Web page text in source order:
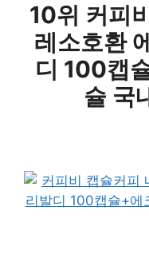
10위 커피
레소호환
디 100캡
슐 국